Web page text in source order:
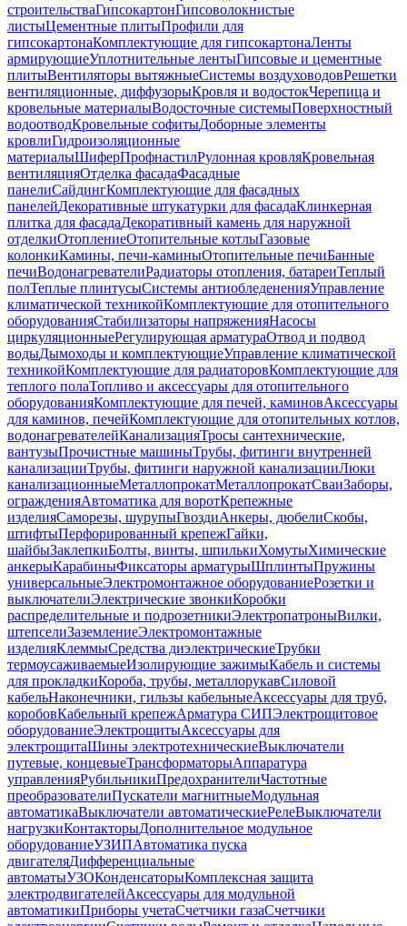
строительстваГипсокартонГипсоволокнистые
листыЦементные плитыПрофили для
гипсокартонаКомплектующие для гипсокартонаЛенты
армирующиеУплотнительные лентыГипсовые и цементные
плитыВентиляторы вытяжныеСистемы воздуховодовРешетки
вентиляционные, диффузорыКровля и водостокЧерепица и
кровельные материалыВодосточные системыПоверхностный
водоотводКровельные софитыДоборные элементы
кровлиГидроизоляционные
материалыШиферПрофнастилРулонная кровляКровельная
вентиляцияОтделка фасадаФасадные
панелиСайдингКомплектующие для фасадных
панелейДекоративные штукатурки для фасадаКлинкерная
плитка для фасадаДекоративный камень для наружной
отделкиОтоплениеОтопительные котлыГазовые
колонкиКамины, печи-каминыОтопительные печиБанные
печиВодонагревателиРадиаторы отопления, батареиТеплый
полТеплые плинтусыСистемы антиобледененияУправление
климатической техникойКомплектующие для отопительного
оборудованияСтабилизаторы напряженияНасосы
циркуляционныеРегулирующая арматураОтвод и подвод
водыДымоходы и комплектующиеУправление климатической
техникойКомплектующие для радиаторовКомплектующие для
теплого полаТопливо и аксессуары для отопительного
оборудованияКомплектующие для печей, каминовАксессуары
для каминов, печейКомплектующие для отопительных котлов,
водонагревателейКанализацияТросы сантехнические,
вантузыПрочистные машиныТрубы, фитинги внутренней
канализацииТрубы, фитинги наружной канализацииЛюки
канализационныеМеталлопрокатМеталлопрокатСваиЗаборы,
огражденияАвтоматика для воротКрепежные
изделияСаморезы, шурупыГвоздиАнкеры, дюбелиСкобы,
штифтыПерфорированный крепежГайки,
шайбыЗаклепкиБолты, винты, шпилькиХомутыХимические
анкерыКарабиныФиксаторы арматурыШплинтыПружины
универсальныеЭлектромонтажное оборудованиеРозетки и
выключателиЭлектрические звонкиКоробки
распределительные и подрозетникиЭлектропатроныВилки,
штепселиЗаземлениеЭлектромонтажные
изделияКлеммыСредства диэлектрическиеТрубки
термоусаживаемыеИзолирующие зажимыКабель и системы
для прокладкиКороба, трубы, металлорукавСиловой
кабельНаконечники, гильзы кабельныеАксессуары для труб,
коробовКабельный крепежАрматура СИПЭлектрощитовое
оборудованиеЭлектрощитыАксессуары для
электрощитаШины электротехническиеВыключатели
путевые, концевыеТрансформаторыАппаратура
управленияРубильникиПредохранителиЧастотные
преобразователиПускатели магнитныеМодульная
автоматикаВыключатели автоматическиеРелеВыключатели
нагрузкиКонтакторыДополнительное модульное
оборудованиеУЗИПАвтоматика пуска
двигателяДифференциальные
автоматыУЗОКонденсаторыКомплексная защита
электродвигателейАксессуары для модульной
автоматикиПриборы учетаСчетчики газаСчетчики